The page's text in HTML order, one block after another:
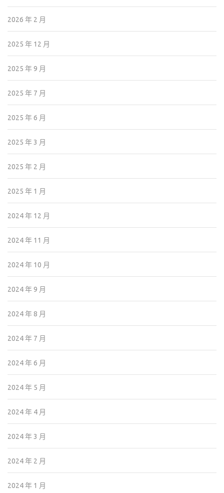
2026 年 2 月
2025 年 12 月
2025 年 9 月
2025 年 7 月
2025 年 6 月
2025 年 3 月
2025 年 2 月
2025 年 1 月
2024 年 12 月
2024 年 11 月
2024 年 10 月
2024 年 9 月
2024 年 8 月
2024 年 7 月
2024 年 6 月
2024 年 5 月
2024 年 4 月
2024 年 3 月
2024 年 2 月
2024 年 1 月